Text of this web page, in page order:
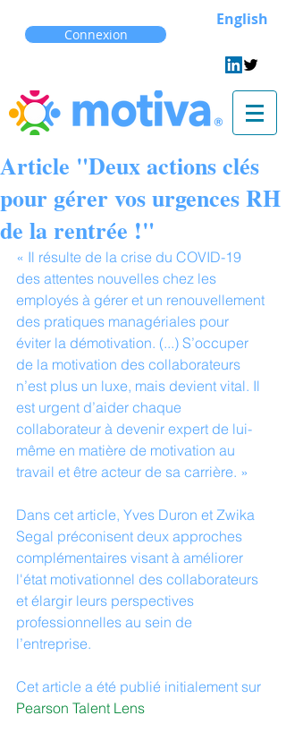
Connexion
English
Article "Deux actions clés
pour gérer vos urgences RH
de la rentrée !"
« Il résulte de la crise du COVID-19
des attentes nouvelles chez les
employés à gérer et un renouvellement
des pratiques managériales pour
éviter la démotivation. (...) S’occuper
de la motivation des collaborateurs
n’est plus un luxe, mais devient vital. Il
est urgent d’aider chaque
collaborateur à devenir expert de lui-
même en matière de motivation au
travail et être acteur de sa carrière. »
Dans cet article, Yves Duron et Zwika
Segal préconisent deux approches
complémentaires visant à améliorer
l'état motivationnel des collaborateurs
et élargir leurs perspectives
professionnelles au sein de
l’entreprise.
Cet article a été publié initialement sur
Pearson Talent Lens